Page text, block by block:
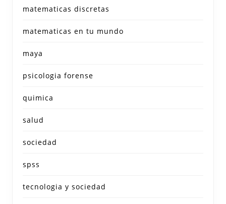
matematicas discretas
matematicas en tu mundo
maya
psicologia forense
quimica
salud
sociedad
spss
tecnologia y sociedad